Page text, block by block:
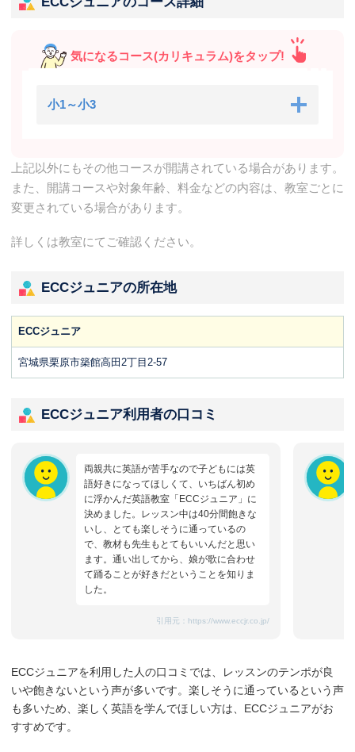
気になるコース(カリキュラム)をタップ!
小1～小3
上記以外にもその他コースが開講されている場合があります。
また、開講コースや対象年齢、料金などの内容は、教室ごとに
変更されている場合があります。
詳しくは教室にてご確認ください。
ECCジュニアの所在地
ECCジュニア
宮城県栗原市築館高田2丁目2-57
ECCジュニア利用者の口コミ
両親共に英語が苦手なので子どもには英
語好きになってほしくて、いちばん初め
に浮かんだ英語教室「ECCジュニア」に
決めました。レッスン中は40分間飽きな
いし、とても楽しそうに通っているの
で、教材も先生もとてもいいんだと思い
ます。通い出してから、娘が歌に合わせ
て踊ることが好きだということを知りま
した。
引用元： https://www.eccjr.co.jp/
ECCジュニアを利用した人の口コミでは、レッスンのテンポが良
いや飽きないという声が多いです。楽しそうに通っているという声
も多いため、楽しく英語を学んでほしい方は、ECCジュニアがお
すすめです。